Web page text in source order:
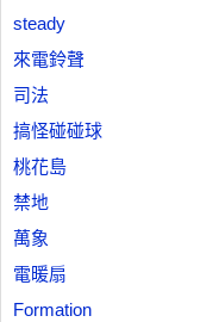
steady
來電鈴聲
司法
搞怪碰碰球
桃花島
禁地
萬象
電暖扇
Formation